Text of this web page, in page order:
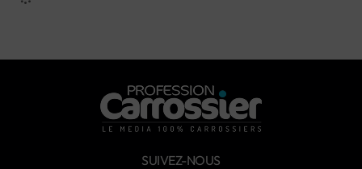
SUIVEZ-NOUS